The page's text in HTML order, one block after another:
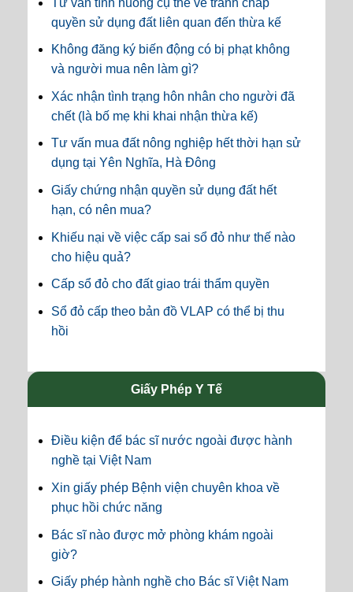
quyền sử dụng đất liên quan đến thừa kế
Không đăng ký biến động có bị phạt không
và người mua nên làm gì?
Xác nhận tình trạng hôn nhân cho người đã
chết (là bố mẹ khi khai nhận thừa kế)
Tư vấn mua đất nông nghiệp hết thời hạn sử
dụng tại Yên Nghĩa, Hà Đông
Giấy chứng nhận quyền sử dụng đất hết
hạn, có nên mua?
Khiếu nại về việc cấp sai sổ đỏ như thế nào
cho hiệu quả?
Cấp sổ đỏ cho đất giao trái thẩm quyền
Sổ đỏ cấp theo bản đồ VLAP có thể bị thu
hồi
Giấy Phép Y Tế
Điều kiện để bác sĩ nước ngoài được hành
nghề tại Việt Nam
Xin giấy phép Bệnh viện chuyên khoa về
phục hồi chức năng
Bác sĩ nào được mở phòng khám ngoài
giờ?
Giấy phép hành nghề cho Bác sĩ Việt Nam